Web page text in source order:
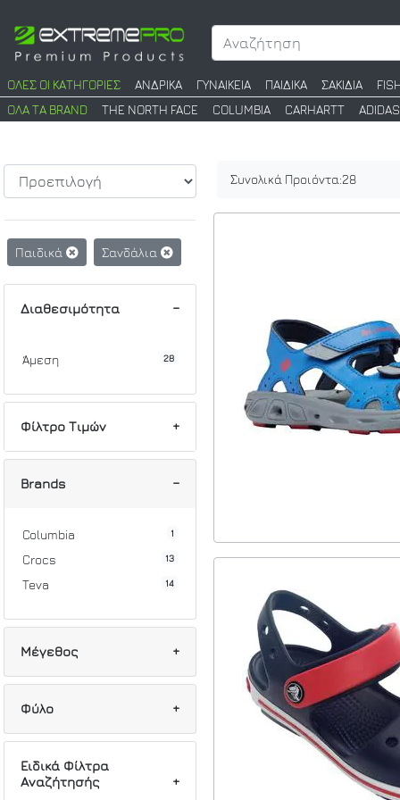
ΟΛΕΣ ΟΙ ΚΑΤΗΓΟΡΙΕΣ ΑΝΔΡΙΚΑ ΓΥΝΑΙΚΕΙΑ ΠΑΙΔΙΚΑ ΣΑΚΙΔΙΑ
ΟΛΑ ΤΑ BRAND
THE NORTH FACE COLUMBIA CARHARTT ADIDAS
Παιδικά Σανδάλια
Διαθεσιμότητα
Άμεση 28
Φίλτρο Τιμών
Min
Brands
Columbia 1
Crocs 13
Teva 14
Μέγεθος
19
27/28
Φύλο
Κορίτσι
Αγόρι 11
Ειδικά Φίλτρα
Αναζήτησής
Συνολικά Προιόντα:28